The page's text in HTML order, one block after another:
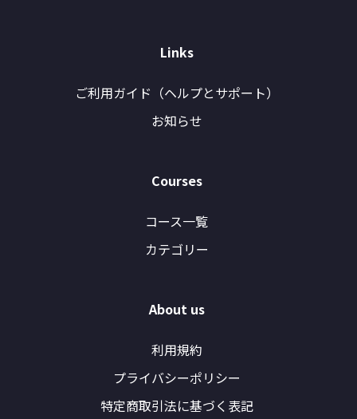
Links
ご利用ガイド（ヘルプとサポート）
お知らせ
Courses
コース一覧
カテゴリー
About us
利用規約
プライバシーポリシー
特定商取引法に基づく表記